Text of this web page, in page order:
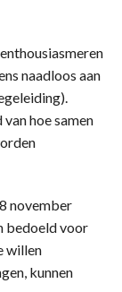
naadloos aan
hoe samen
november
bedoeld voor
willen
kunnen